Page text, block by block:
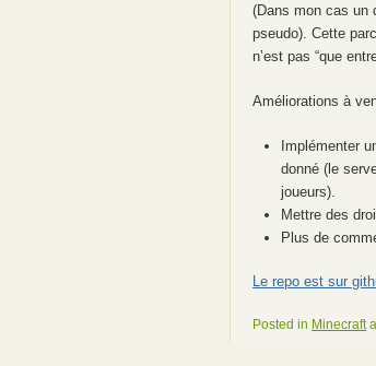
(Dans mon cas un
pseudo). Cette
n’est pas “que
Améliorations à
Implémenter
donné (le
joueurs).
Mettre des
Plus de
Le repo est sur
Posted in Minecraft